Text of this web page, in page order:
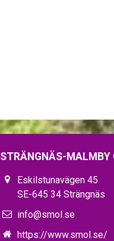
STRÄNGNÄS-MALMBY
Eskilstunavägen 45
SE-645 34 Strängnäs
info@smol.se
https://www.smol.se/